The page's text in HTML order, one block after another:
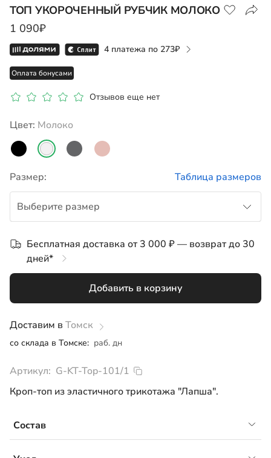
ТОП УКОРОЧЕННЫЙ РУБЧИК МОЛОКО
1 090₽
4 платежа по 273
Оплата бонусами
Отзывов еще нет
Цвет: молоко
Размер: Таблица размеров
Выберите размер
122
146
164
Бесплатная доставка от 3 000 ₽ — возврат до 30
дней*
Добавить в корзину
Доставим в Томск
со склада в Томске: раб. дн
Артикул: G-KT-Top-101/1
Кроп-топ из эластичного трикотажа "Лапша".
Состав
Трикотаж лапша, 95% хлопок 5% лайкра